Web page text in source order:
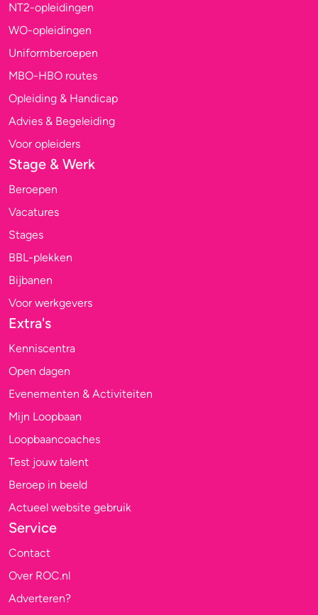
NT2-opleidingen
WO-opleidingen
Uniformberoepen
MBO-HBO routes
Opleiding & Handicap
Advies & Begeleiding
Voor opleiders
Stage & Werk
Beroepen
Vacatures
Stages
BBL-plekken
Bijbanen
Voor werkgevers
Extra's
Kenniscentra
Open dagen
Evenementen & Activiteiten
Mijn Loopbaan
Loopbaancoaches
Test jouw talent
Beroep in beeld
Actueel website gebruik
Service
Contact
Over ROC.nl
Adverteren?